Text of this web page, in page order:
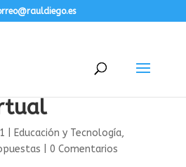
Educación y Tecnología,
0 Comentarios